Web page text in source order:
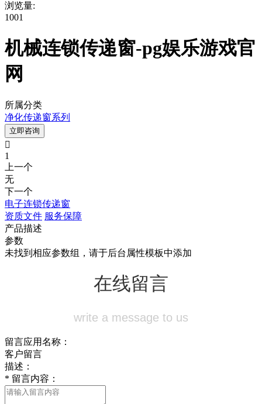
浏览量:
1001
机械连锁传递窗-pg娱乐游戏官
网
所属分类
净化传递窗系列
立即咨询

1
上一个
无
下一个
电子连锁传递窗
资质文件 服务保障
产品描述
参数
未找到相应参数组，请于后台属性模板中添加
在线留言
write a message to us
留言应用名称：
客户留言
描述：
* 留言内容：